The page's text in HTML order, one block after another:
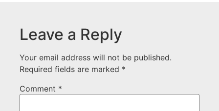
Leave a Reply
Your email address will not be published.
Required fields are marked *
Comment *